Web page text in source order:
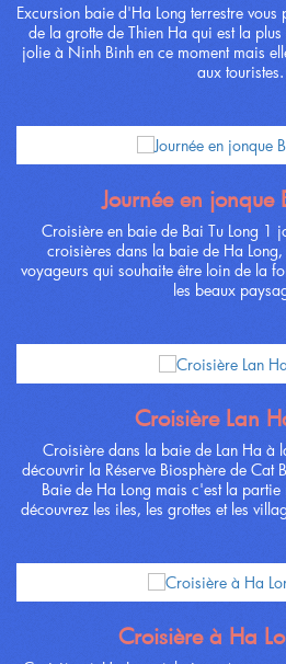
Excursion baie d'Ha Long terrestre vous
de la grotte de Thien Ha qui est la
jolie à Ninh Binh en ce moment mais
aux touristes.
Journée en jonque
Croisière en baie de Bai Tu Long 1
croisières dans la baie de Ha
voyageurs qui souhaite être loin de la
les beaux
Croisière Lan
Croisière dans la baie de Lan Ha à
découvrir la Réserve Biosphère de Cat
Baie de Ha Long mais c'est la
découvrez les iles, les grottes et les
Croisière à Ha